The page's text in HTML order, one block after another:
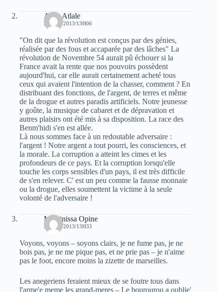
Atala Atlale
28 MAI 2013/13H06
"On dit que la révolution est conçus par des génies,
réalisée par des fous et accaparée par des lâches" La
révolution de Novembre 54 aurait pû échouer si la
France avait la rente que nos pouvoirs possèdent
aujourd'hui, car elle aurait certainement acheté tous
ceux qui avaient l'intention de la chasser, comment ? En
distribuant des fonctions, de l'argent, de terres et même
de la drogue et autres paradis artificiels. Notre jeunesse
y goûte, la musique de cabaret et de dépravation et
autres plaisirs ont été mis à sa disposition. La race des
Benm'hidi s'en est allée.
Là nous sommes face à un redoutable adversaire :
l'argent ! Notre argent a tout pourri, les consciences, et
la morale. La corruption a atteint les cimes et les
profondeurs de ce pays. Et la corruption lorsqu'elle
touche les corps sensibles d'un pays, il est très difficile
de s'en relever. C' est un peu comme la fausse monnaie
ou la drogue, elles soumettent la victime à la seule
volonté de l'adversaire !
Massinissa Opine
28 MAI 2013/13H33
Voyons, voyons – soyons clairs, je ne fume pas, je ne
bois pas, je ne me pique pas, et ne prie pas – je n'aime
pas le foot, encore moins la zizette de marseilles.
Les anegeriens feraient mieux de se foutre tous dans
l'arme'e meme les grand-meres – Le bourourou a oublie'